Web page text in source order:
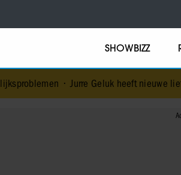
SHOWBIZZ
Jurre Geluk heeft nieuwe liefde na verbroken